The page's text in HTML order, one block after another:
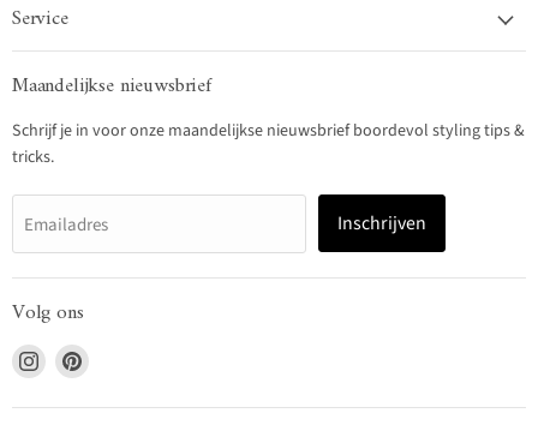
Service
Maandelijkse nieuwsbrief
Schrijf je in voor onze maandelijkse nieuwsbrief boordevol styling tips &
tricks.
Emailadres Inschrijven
Volg ons
Vind
ons
op
Vind
op